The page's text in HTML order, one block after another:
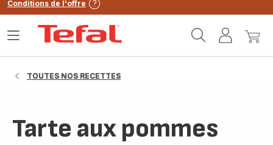
Conditions de l'offre
MonMon
Ouvrir
TOUTES NOS RECETTES
Tarte aux pommes